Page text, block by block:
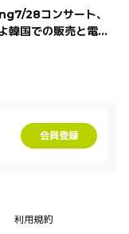
28コンサート、
韓国での販売と電話
会員登録
利用規約